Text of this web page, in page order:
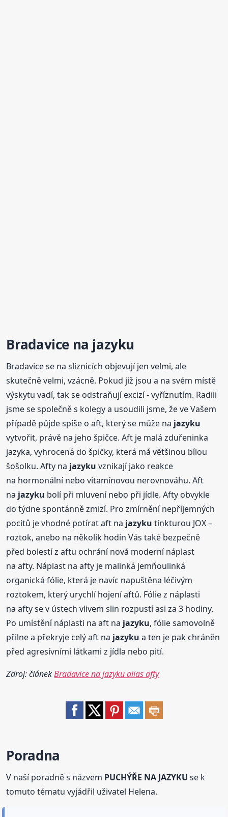
Bradavice na jazyku
Bradavice se na sliznicích objevují jen velmi, ale
skutečně velmi, vzácně. Pokud již jsou a na svém místě
výskytu vadí, tak se odstraňují excizí - vyříznutím. Radili
jsme se společně s kolegy a usoudili jsme, že ve Vašem
případě půjde spíše o aft, který se může na jazyku
vytvořit, právě na jeho špičce. Aft je malá zduřeninka
jazyka, vyhrocená do špičky, která má většinou bílou
šošolku. Afty na jazyku vznikají jako reakce
na hormonální nebo vitamínovou nerovnováhu. Aft
na jazyku bolí při mluvení nebo při jídle. Afty obvykle
do týdne spontánně zmizí. Pro zmírnění nepříjemných
pocitů je vhodné potírat aft na jazyku tinkturou JOX –
roztok, anebo na několik hodin Vás také bezpečně
před bolestí z aftu ochrání nová moderní náplast
na afty. Náplast na afty je malinká jemňoulinká
organická fólie, která je navíc napuštěna léčivým
roztokem, který urychlí hojení aftů. Fólie z náplasti
na afty se v ústech vlivem slin rozpustí asi za 3 hodiny.
Po umístění náplasti na aft na jazyku, fólie samovolně
přilne a překryje celý aft na jazyku a ten je pak chráněn
před agresívními látkami z jídla nebo pití.
Zdroj: článekBradavice na jazyku alias afty
Poradna
V naší poradně s názvem PUCHÝŘE NA JAZYKU se k
tomuto tématu vyjádřil uživatel Helena.